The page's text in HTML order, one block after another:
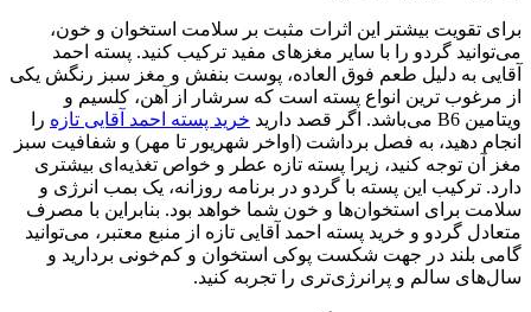
برای تقویت بیشتر این اثرات مثبت بر سلامت استخوان و خون،
می‌توانید گردو را با سایر مغزهای مفید ترکیب کنید. پسته احمد
آقایی به دلیل طعم فوق‌ العاده، پوست بنفش و مغز سبز رنگش یکی
از مرغوب‌ ترین انواع پسته است که سرشار از آهن، کلسیم و
ویتامین B6 می‌باشد. اگر قصد دارید
خرید پسته احمد آقایی تازه را
انجام دهید، به فصل برداشت (اواخر شهریور تا مهر) و شفافیت سبز
مغز آن توجه کنید، زیرا پسته تازه عطر و خواص تغذیه‌ای بیشتری
دارد. ترکیب این پسته با گردو در برنامه روزانه، یک بمب انرژی و
سلامت برای استخوان‌ها و خون شما خواهد بود. بنابراین با مصرف
متعادل گردو و خرید پسته احمد آقایی تازه از منبع معتبر، می‌توانید
گامی بلند در جهت شکست پوکی استخوان و کم‌خونی بردارید و
سال‌های سالم و پرانرژی‌تری را تجربه کنید.